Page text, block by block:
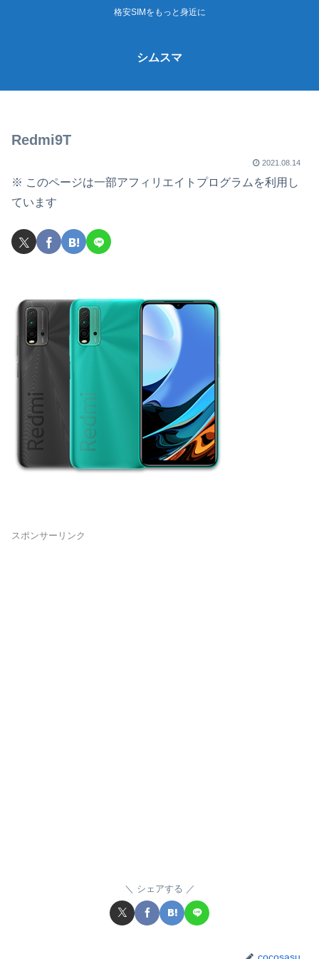
格安SIMをもっと身近に
シムスマ
Redmi9T
2021.08.14
※ このページは一部アフィリエイトプログラムを利用し
ています
スポンサーリンク
シェアする